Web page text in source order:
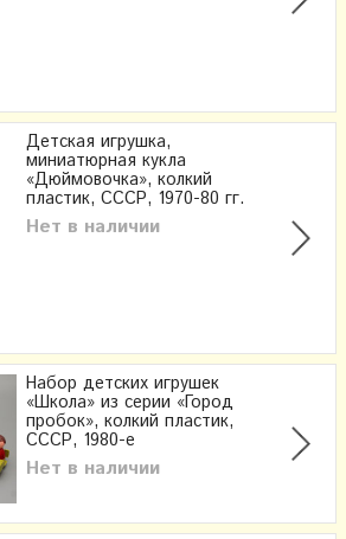
Детская игрушка,
миниатюрная кукла
«Дюймовочка», колкий
пластик, СССР, 1970-80 гг.
Нет в наличии
Набор детских игрушек
«Школа» из серии «Город
пробок», колкий пластик,
СССР, 1980-е
Нет в наличии